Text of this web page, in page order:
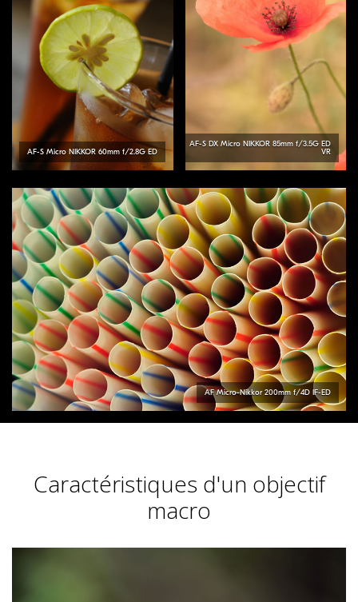
AF-S Micro NIKKOR 60mm f/2.8G ED
AF-S DX Micro NIKKOR85mm f/3.5G ED
VR
AF Micro-Nikkor 200mm f/4D IF-ED
Caractéristiques d'un objectif
macro